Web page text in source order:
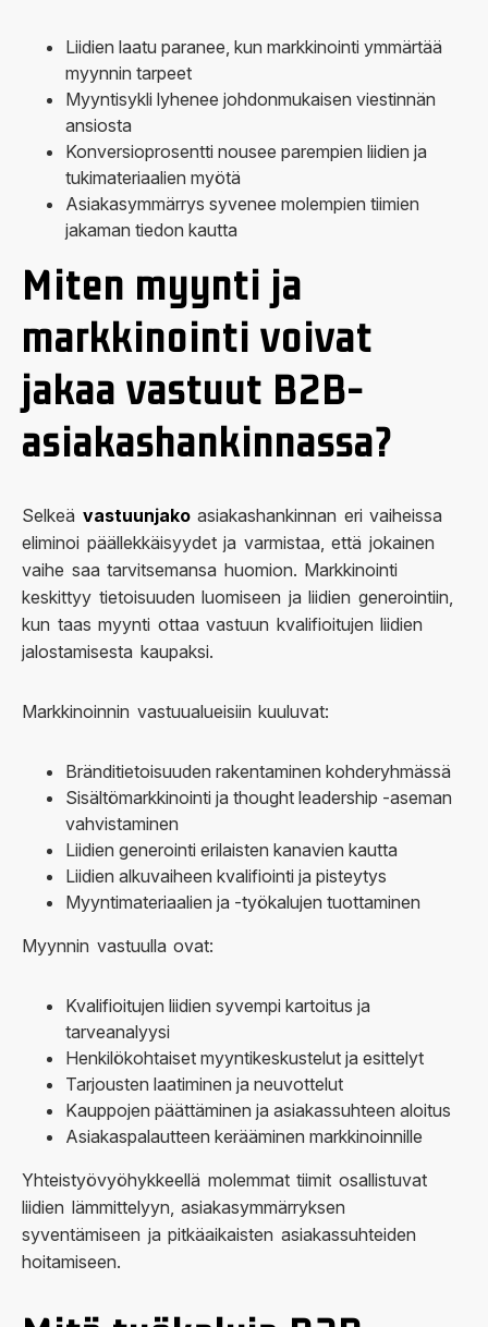
Liidien laatu paranee, kun markkinointi ymmärtää
myynnin tarpeet
Myyntisykli lyhenee johdonmukaisen viestinnän
ansiosta
Konversioprosentti nousee parempien liidien ja
tukimateriaalien myötä
Asiakasymmärrys syvenee molempien tiimien
jakaman tiedon kautta
Miten myynti ja
markkinointi voivat
jakaa vastuut B2B-
asiakashankinnassa?
Selkeä vastuunjakoasiakashankinnan eri vaiheissa
eliminoi päällekkäisyydet ja varmistaa, että jokainen
vaihe saa tarvitsemansa huomion. Markkinointi
keskittyy tietoisuuden luomiseen ja liidien generointiin,
kun taas myynti ottaa vastuun kvalifioitujen liidien
jalostamisesta kaupaksi.
Markkinoinnin vastuualueisiin kuuluvat:
Bränditietoisuuden rakentaminen kohderyhmässä
Sisältömarkkinointi ja thought leadership -aseman
vahvistaminen
Liidien generointi erilaisten kanavien kautta
Liidien alkuvaiheen kvalifiointi ja pisteytys
Myyntimateriaalien ja -työkalujen tuottaminen
Myynnin vastuulla ovat:
Kvalifioitujen liidien syvempi kartoitus ja
tarveanalyysi
Henkilökohtaiset myyntikeskustelut ja esittelyt
Tarjousten laatiminen ja neuvottelut
Kauppojen päättäminen ja asiakassuhteen aloitus
Asiakaspalautteen kerääminen markkinoinnille
Yhteistyövyöhykkeellä molemmat tiimit osallistuvat
liidien lämmittelyyn, asiakasymmärryksen
syventämiseen ja pitkäaikaisten asiakassuhteiden
hoitamiseen.